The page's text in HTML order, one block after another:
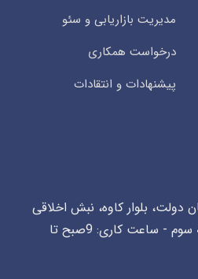
مدیریت بازاریابی و سئو
درخواست همکاری
پیشنهادات و انتقادات
دولت، بلوار کاوه، نبش اخلاقی
غربی، پلاک29، واحد6، طبقه سوم - ساعت کاری: 9صبح تا